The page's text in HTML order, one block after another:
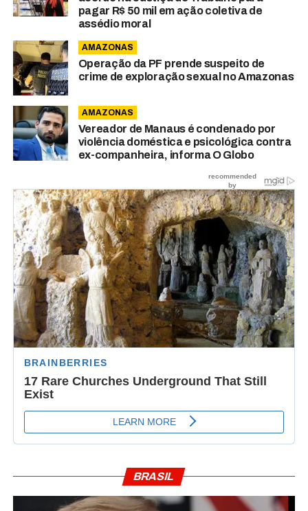
pagar R$ 50 mil em ação coletiva de
assédio moral
AMAZONAS
Operação da PF prende suspeito de
crime de exploração sexual no Amazonas
AMAZONAS
Vereador de Manaus é condenado por
violência doméstica e psicológica contra
ex-companheira, informa O Globo
BRASIL